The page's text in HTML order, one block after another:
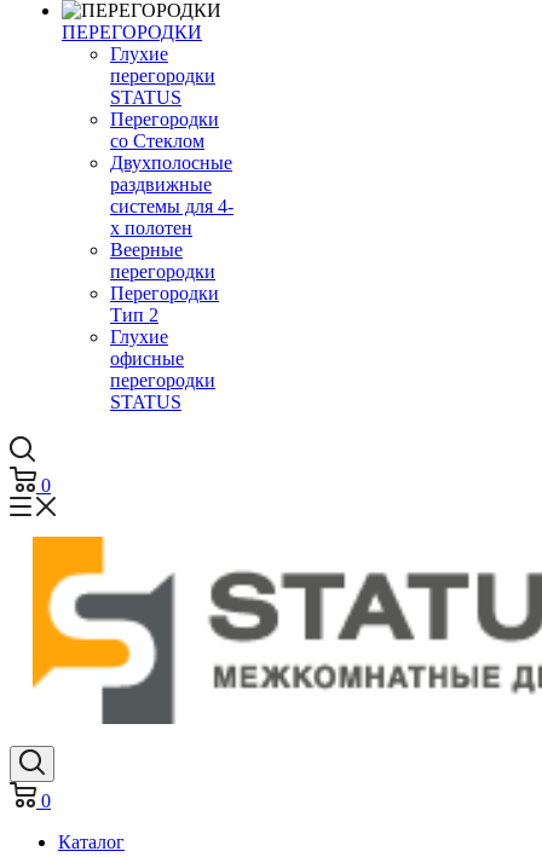
ПЕРЕГОРОДКИ
Глухие
перегородки
STATUS
Перегородки
со Стеклом
Двухполосные
раздвижные
системы для 4-
х полотен
Веерные
перегородки
Перегородки
Тип 2
Глухие
офисные
перегородки
STATUS
0
0
Каталог